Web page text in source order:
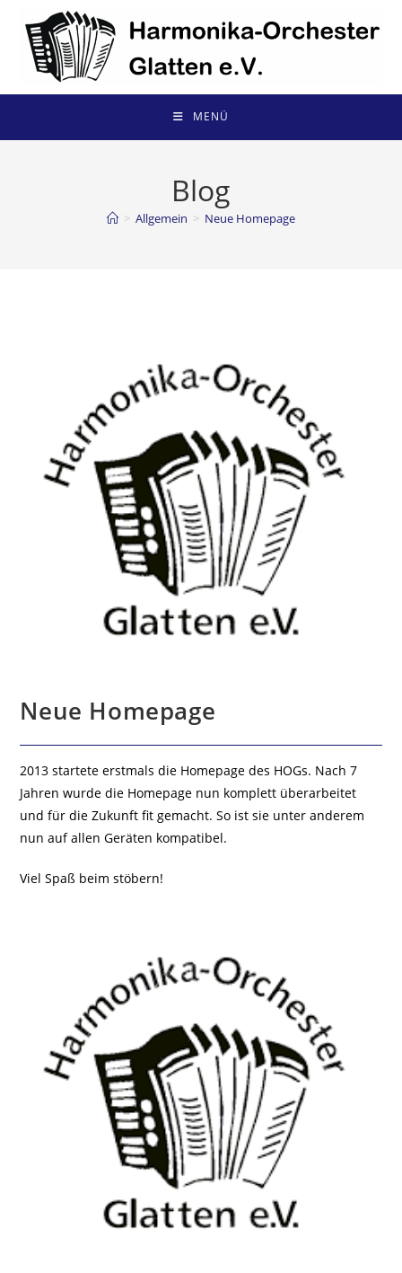
Inhalt
springen
MENÜ
Blog
> Allgemein > Neue Homepage
Neue Homepage
2013 startete erstmals die Homepage des HOGs. Nach 7
Jahren wurde die Homepage nun komplett überarbeitet
und für die Zukunft fit gemacht. So ist sie unter anderem
nun auf allen Geräten kompatibel.
Viel Spaß beim stöbern!